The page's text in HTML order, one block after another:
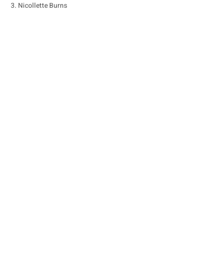
3. Nicollette Burns